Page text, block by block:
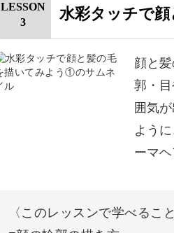
使用道具
キャンバスを作成する
参考写真を表示させる方法
LESSON
3
水彩タッチで
顔と
郭・
囲気
よう
ーマ
〈このレッスンで学べること